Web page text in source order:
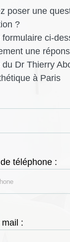
poser une
?
ci-
une
Dr Thierry
à Paris
téléphone :
: